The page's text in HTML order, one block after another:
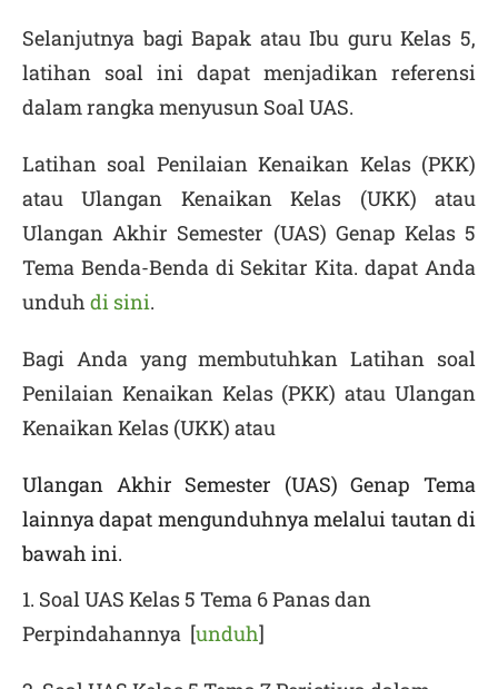
Selanjutnya bagi Bapak atau Ibu guru Kelas 5,
latihan soal ini dapat menjadikan referensi
dalam rangka menyusun Soal UAS.
Latihan soal Penilaian Kenaikan Kelas (PKK)
atau Ulangan Kenaikan Kelas (UKK) atau
Ulangan Akhir Semester (UAS) Genap Kelas 5
Tema Benda-Benda di Sekitar Kita. dapat Anda
unduh di sini.
Bagi Anda yang membutuhkan Latihan soal
Penilaian Kenaikan Kelas (PKK) atau Ulangan
Kenaikan Kelas (UKK) atau
Ulangan Akhir Semester (UAS) Genap Tema
lainnya dapat mengunduhnya melalui tautan di
bawah ini.
1. Soal UAS Kelas 5 Tema 6 Panas dan
Perpindahannya [unduh]